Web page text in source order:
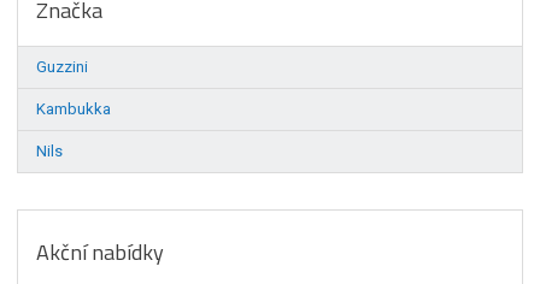
Značka
Guzzini
Kambukka
Nils
Akční nabídky